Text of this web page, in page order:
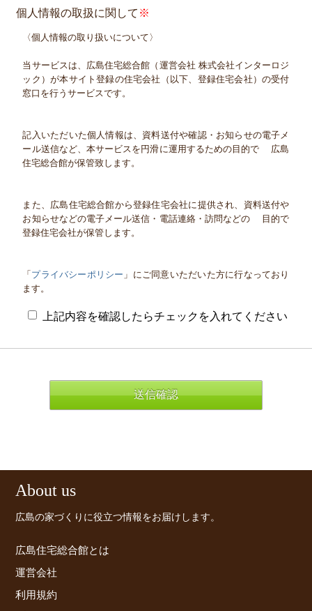
個人情報の取扱に関して
〈個人情報の取り扱いについて〉
当サービスは、広島住宅総合館（運営会社 株式会社インターロジ
ック）が本サイト登録の住宅会社（以下、登録住宅会社）の受付
窓口を行うサービスです。
記入いただいた個人情報は、資料送付や確認・お知らせの電子メ
ール送信など、本サービスを円滑に運用するための目的で 広島
住宅総合館が保管致します。
また、広島住宅総合館から登録住宅会社に提供され、資料送付や
お知らせなどの電子メール送信・電話連絡・訪問などの 目的で
登録住宅会社が保管します。
「 プライバシーポリシー 」にご同意いただいた方に行なっており
ます。
上記内容を確認したらチェックを入れてください
About us
広島の家づくりに役立つ情報をお届けします。
広島住宅総合館とは
運営会社
利用規約